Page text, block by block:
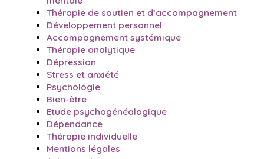
Thérapie de soutien et d’accompagnement
Développement personnel
Accompagnement systémique
Thérapie analytique
Dépression
Stress et anxiété
Psychologie
Bien-être
Etude psychogénéalogique
Dépendance
Thérapie individuelle
Mentions légales